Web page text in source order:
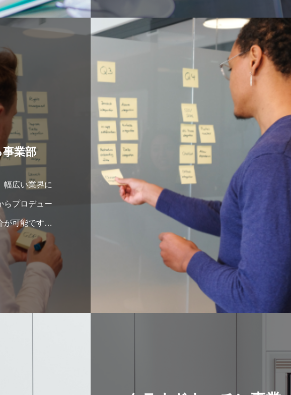
現場とマネージメントを知るプロの人材コン
ィング
豊富な実践経験に基づいた御提案を致します。
業部
幅広い業界に
らプロデュー
が可能です。
に伝えさせ